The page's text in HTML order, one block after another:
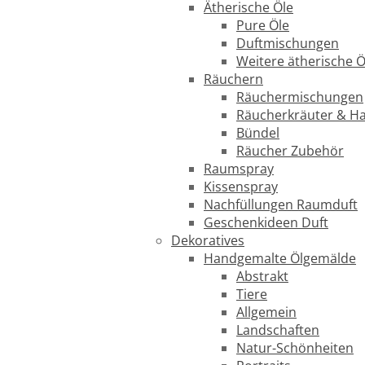
Ätherische Öle
Pure Öle
Duftmischungen
Weitere ätherische
Räuchern
Räuchermischungen
Räucherkräuter &
Bündel
Räucher Zubehör
Raumspray
Kissenspray
Nachfüllungen Raumduft
Geschenkideen Duft
Dekoratives
Handgemalte Ölgemälde
Abstrakt
Tiere
Allgemein
Landschaften
Natur-Schönheiten